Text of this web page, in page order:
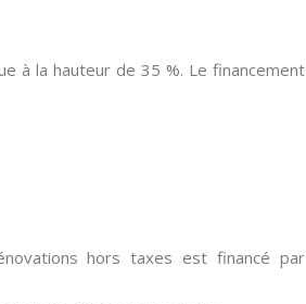
à la hauteur de 35 %. Le financement
hors taxes est financé par